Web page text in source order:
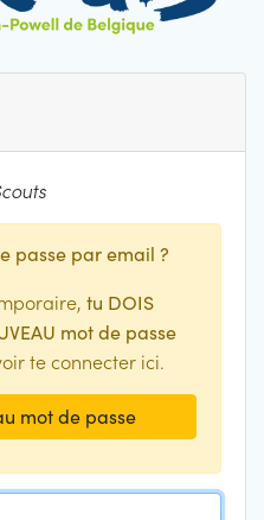
passe par email ?
tu DOIS
mot de passe
te connecter ici.
mot de passe